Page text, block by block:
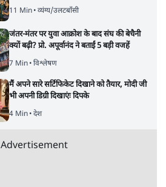
11 Min• व्यंग्य/उलटबाँसी
जंतर-मंतर पर युवा आक्रोश के बाद संघ की बेचैनी
क्यों बढ़ी? प्रो. अपूर्वानंद ने बताईं 5 बड़ी वजहें
7 Min• विश्लेषण
मैं अपने सारे सर्टिफिकेट दिखाने को तैयार, मोदी जी
भी अपनी डिग्री दिखाएंः दिपके
4 Min• देश
Advertisement